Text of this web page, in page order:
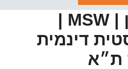
לינור פלדמן | MSW |
דינמית
ת״א